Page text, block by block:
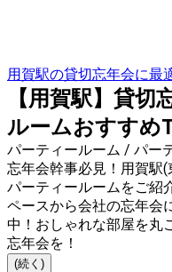
用賀駅の貸切忘年会に最
【用賀駅】貸
ルームおすすめ
パーティールーム / パー
忘年会幹事必見！用賀駅
パーティールームをご紹
ペースから会社の忘年会
中！おしゃれな部屋を丸
忘年会を！
(続く)